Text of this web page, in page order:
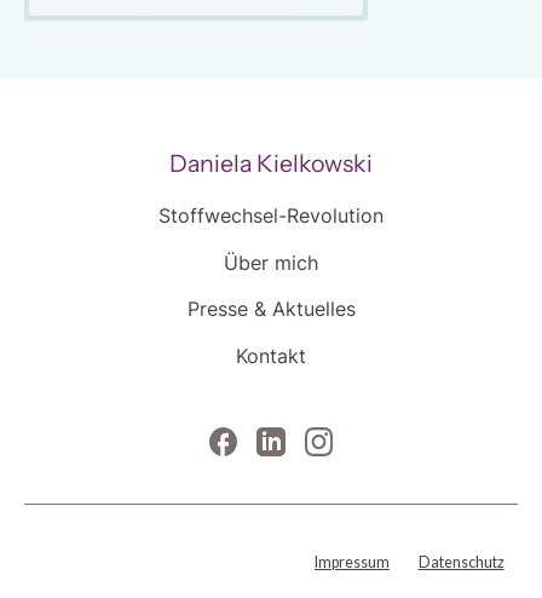
Daniela Kielkowski
Stoffwechsel-Revolution
Über mich
Presse & Aktuelles
Kontakt
Impressum Datenschutz